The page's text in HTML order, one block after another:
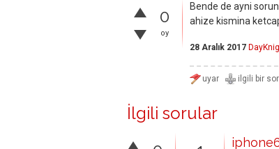
0
oy
Bende de ayni
ahize kismina
28 Aralık 2017
İlgili sorular